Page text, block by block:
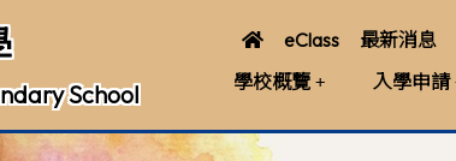
School
eClass 最新消息
學校概覽
入學申請